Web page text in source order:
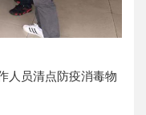
员清点防疫消毒物